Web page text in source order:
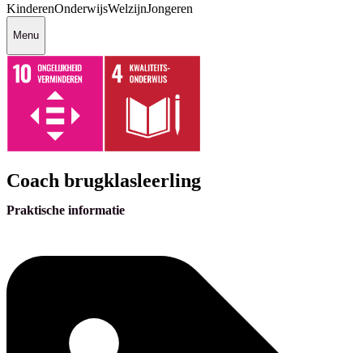
KinderenOnderwijsWelzijnJongeren
Menu
Coach brugklasleerling
Praktische informatie